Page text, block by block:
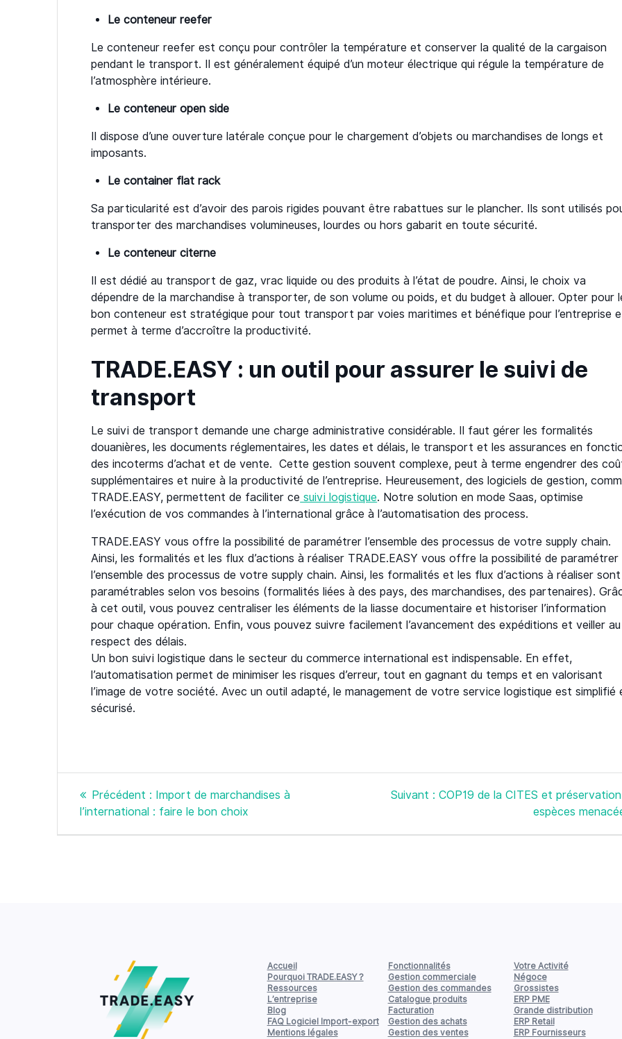
Le conteneur reefer
Le conteneur reefer est conçu pour contrôler la température et conserver la qualité de la cargaison
pendant le transport. Il est généralement équipé d’un moteur électrique qui régule la température de
l’atmosphère intérieure.
Le conteneur open side
Il dispose d’une ouverture latérale conçue pour le chargement d’objets ou marchandises de longs et
imposants.
Le container flat rack
Sa particularité est d’avoir des parois rigides pouvant être rabattues sur le plancher. Ils sont utilisés
transporter des marchandises volumineuses, lourdes ou hors gabarit en toute sécurité.
Le conteneur citerne
Il est dédié au transport de gaz, vrac liquide ou des produits à l’état de poudre. Ainsi, le choix va
dépendre de la marchandise à transporter, de son volume ou poids, et du budget à allouer. Opter pour
bon conteneur est stratégique pour tout transport par voies maritimes et bénéfique pour l’entreprise
permet à terme d’accroître la productivité.
TRADE.EASY : un outil pour assurer le suivi de
transport
Le suivi de transport demande une charge administrative considérable. Il faut gérer les formalités
douanières, les documents réglementaires, les dates et délais, le transport et les assurances en
des incoterms d’achat et de vente. Cette gestion souvent complexe, peut à terme engendrer des
supplémentaires et nuire à la productivité de l’entreprise. Heureusement, des logiciels de gestion,
TRADE.EASY, permettent de faciliter ce suivi logistique. Notre solution en mode Saas, optimise
l’exécution de vos commandes à l’international grâce à l’automatisation des process.
TRADE.EASY vous offre la possibilité de paramétrer l’ensemble des processus de votre supply chain.
Ainsi, les formalités et les flux d’actions à réaliser TRADE.EASY vous offre la possibilité de paramétrer
l’ensemble des processus de votre supply chain. Ainsi, les formalités et les flux d’actions à réaliser sont
paramétrables selon vos besoins (formalités liées à des pays, des marchandises, des partenaires).
à cet outil, vous pouvez centraliser les éléments de la liasse documentaire et historiser l’information
pour chaque opération. Enfin, vous pouvez suivre facilement l’avancement des expéditions et veiller au
respect des délais.
Un bon suivi logistique dans le secteur du commerce international est indispensable. En effet,
l’automatisation permet de minimiser les risques d’erreur, tout en gagnant du temps et en valorisant
l’image de votre société. Avec un outil adapté, le management de votre service logistique est simplifié
sécurisé.
Navigation
de
l’article
Précédent : Article
précédent
Import de marchandises à
l’international : faire le bon choix
Suivant : Article
COP19 de la CITES et
espèces
Accueil
Pourquoi TRADE.EASY ?
Ressources
L’entreprise
Blog
FAQ Logiciel Import-export
Mentions légales
Fonctionnalités
Gestion commerciale
Gestion des commandes
Catalogue produits
Facturation
Gestion des achats
Gestion des ventes
Votre Activité
Négoce
Grossistes
ERP PME
Grande distribution
ERP Retail
ERP Fournisseurs